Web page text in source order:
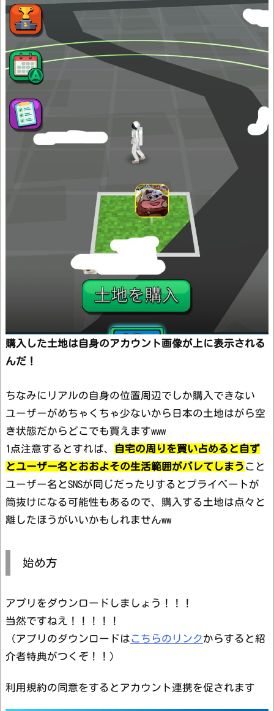
購入した土地は自身のアカウント画像が上に表示される
んだ！
ちなみにリアルの自身の位置周辺でしか購入できない
ユーザーがめちゃくちゃ少ないから日本の土地はがら空
き状態だからどこでも買えますwww
1点注意するとすれば、
自宅の周りを買い占めると自ず
とユーザー名とおおよその生活範囲がバレてしまう こと
ユーザー名とSNSが同じだったりするとプライベートが
筒抜けになる可能性もあるので、購入する土地は点々と
離したほうがいいかもしれませんww
始め方
アプリをダウンロードしましょう！！！
当然ですねえ！！！！！
（アプリのダウンロードはこちらのリンクからすると紹
介者特典がつくぞ！！）
利用規約の同意をするとアカウント連携を促されます